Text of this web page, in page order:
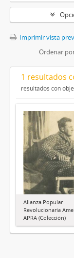
Imprimir vista
Ordenar
1 resultados
resultados con
Alianza Popular
Revolucionaria
APRA (Colección)